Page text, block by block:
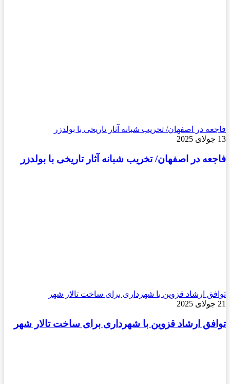
فاجعه در اصفهان/ تخریب شبانه آثار تاریخی با بولدزر
13 جولای 2025
فاجعه در اصفهان/ تخریب شبانه آثار تاریخی با بولدزر
توافق ارشاد قزوین با شهرداری برای ساخت تالار شهر
21 جولای 2025
توافق ارشاد قزوین با شهرداری برای ساخت تالار شهر